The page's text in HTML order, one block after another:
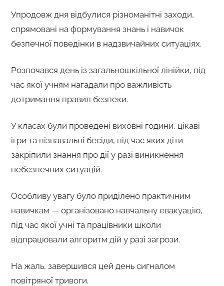
Упродовж дня відбулися різноманітні заходи,
спрямовані на формування знань і навичок
безпечної поведінки в надзвичайних ситуаціях.
Розпочався день із загальношкільної лінійки, під
час якої учням нагадали про важливість
дотримання правил безпеки.
У класах були проведені виховні години, цікаві
ігри та пізнавальні бесіди, під час яких діти
закріпили знання про дії у разі виникнення
небезпечних ситуацій.
Особливу увагу було приділено практичним
навичкам — організовано навчальну евакуацію,
під час якої учні та працівники школи
відпрацювали алгоритм дій у разі загрози.
На жаль, завершився цей день сигналом
повітряної тривоги.